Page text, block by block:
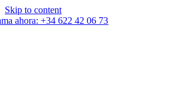
Skip to content
ahora: +34 622 42 06 73